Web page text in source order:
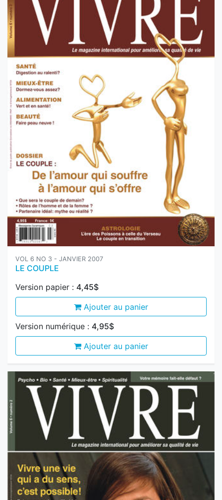
VOL 6 NO 3 - JANVIER 2007
LE COUPLE
Version papier :
Ajouter au panier
Version numérique :4,95$
Ajouter au panier